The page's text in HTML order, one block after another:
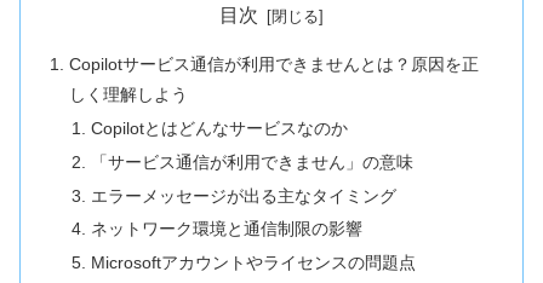
目次
Copilotサービス通信が利用できませんとは？原因を正
しく理解しよう
Copilotとはどんなサービスなのか
「サービス通信が利用できません」の意味
エラーメッセージが出る主なタイミング
ネットワーク環境と通信制限の影響
Microsoftアカウントやライセンスの問題点